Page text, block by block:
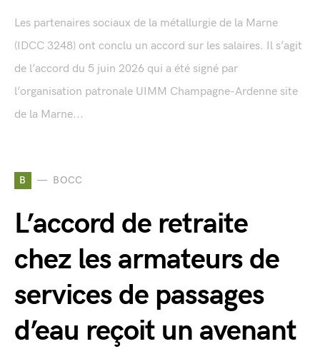
Les partenaires sociaux de la métallurgie de la Marne
(IDCC 3248) ont conclu un accord sur les salaires. Il s’agit
de l’accord du 5 juin 2026 qui a été signé par
l’organisation patronale UIMM Champagne-Ardenne site
de la Marne...
B BOCC
L’accord de retraite
chez les armateurs de
services de passages
d’eau reçoit un avenant